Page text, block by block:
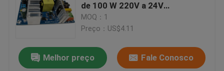
Sobre Nós
de 100 W 220V a 24V
Fornecimento de alimentação
por comutação
MOQ：1
Preço：US$4.11
Melhor preço Fale Conosco